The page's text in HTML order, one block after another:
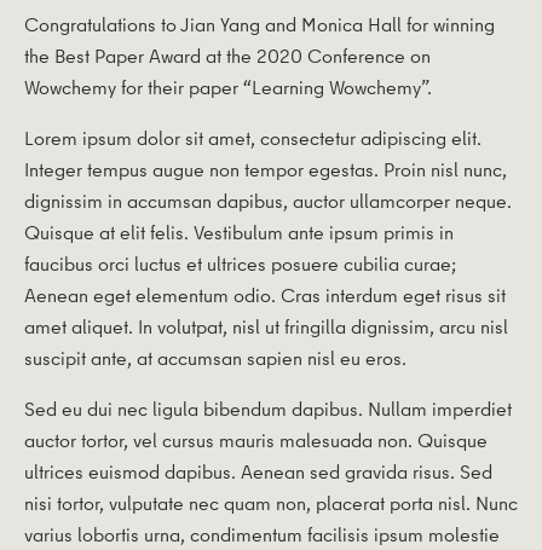
Congratulations to Jian Yang and Monica Hall for winning
the Best Paper Award at the 2020 Conference on
Wowchemy for their paper “Learning Wowchemy”.
Lorem ipsum dolor sit amet, consectetur adipiscing elit.
Integer tempus augue non tempor egestas. Proin nisl nunc,
dignissim in accumsan dapibus, auctor ullamcorper neque.
Quisque at elit felis. Vestibulum ante ipsum primis in
faucibus orci luctus et ultrices posuere cubilia curae;
Aenean eget elementum odio. Cras interdum eget risus sit
amet aliquet. In volutpat, nisl ut fringilla dignissim, arcu nisl
suscipit ante, at accumsan sapien nisl eu eros.
Sed eu dui nec ligula bibendum dapibus. Nullam imperdiet
auctor tortor, vel cursus mauris malesuada non. Quisque
ultrices euismod dapibus. Aenean sed gravida risus. Sed
nisi tortor, vulputate nec quam non, placerat porta nisl. Nunc
varius lobortis urna, condimentum facilisis ipsum molestie